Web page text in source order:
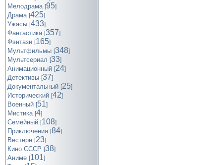
Мелодрама [95]
Драма [425]
Ужасы [433]
Фантастика [357]
Фэнтази [165]
Мультфильмы [348]
Мультсериал [33]
Анимационный [24]
Детективы [37]
Документальный [25]
Исторический [42]
Военный [51]
Мистика [4]
Семейный [108]
Приключения [84]
Вестерн [23]
Кино СССР [38]
Аниме [101]